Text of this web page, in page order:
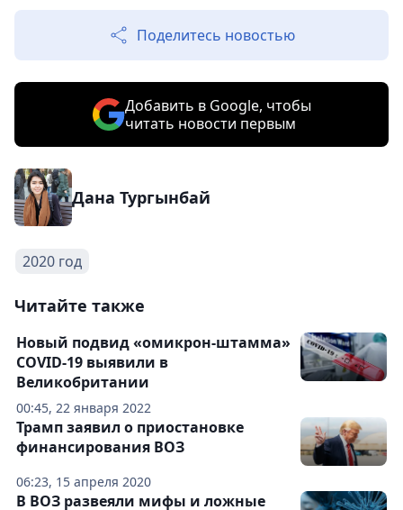
Поделитесь новостью
Добавить в Google, чтобы
читать новости первым
Дана Тургынбай
2020 год
Читайте также
00:45, 22 января 2022
Новый подвид «омикрон-штамма»
COVID-19 выявили в
Великобритании
06:23, 15 апреля 2020
Трамп заявил о приостановке
финансирования ВОЗ
В ВОЗ развеяли мифы и ложные